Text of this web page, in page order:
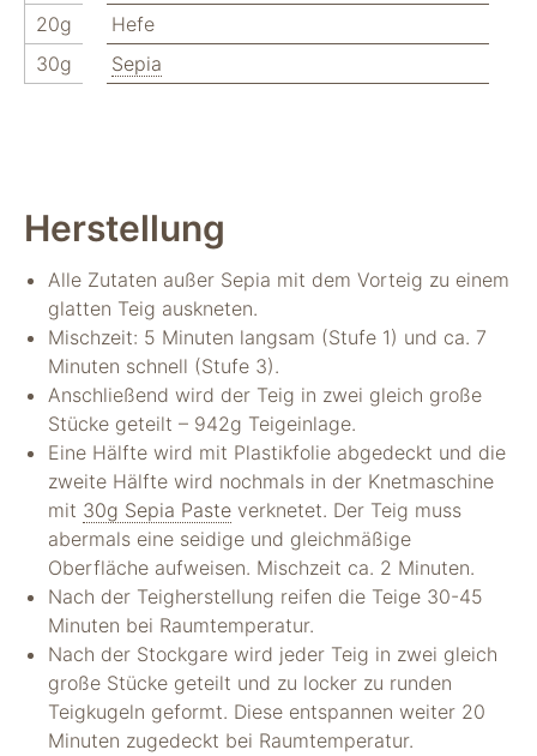
20g
Hefe
30g
Sepia
Herstellung
Alle Zutaten außer Sepia mit dem Vorteig zu einem
glatten Teig auskneten.
Mischzeit: 5 Minuten langsam (Stufe 1) und ca. 7
Minuten schnell (Stufe 3).
Anschließend wird der Teig in zwei gleich große
Stücke geteilt – 942g Teigeinlage.
Eine Hälfte wird mit Plastikfolie abgedeckt und die
zweite Hälfte wird nochmals in der Knetmaschine
mit 30g Sepia Paste verknetet. Der Teig muss
abermals eine seidige und gleichmäßige
Oberfläche aufweisen. Mischzeit ca. 2 Minuten.
Nach der Teigherstellung reifen die Teige 30-45
Minuten bei Raumtemperatur.
Nach der Stockgare wird jeder Teig in zwei gleich
große Stücke geteilt und zu locker zu runden
Teigkugeln geformt. Diese entspannen weiter 20
Minuten zugedeckt bei Raumtemperatur.
möglicherweise
verwenden, um
Anzeigen an Ihr
Profil anzupassen.
wird lediglich nicht
zugeschnitten. Wir
verwenden
"Facebook Pixel"
Nutzungsstatistiken
aufzuzeichnen.